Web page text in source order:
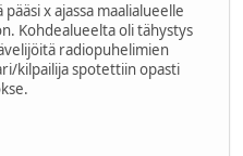
x ajassa maalialueelle
Kohdealueelta oli tähystys
radiopuhelimien
kilpailija spotettiin opasti